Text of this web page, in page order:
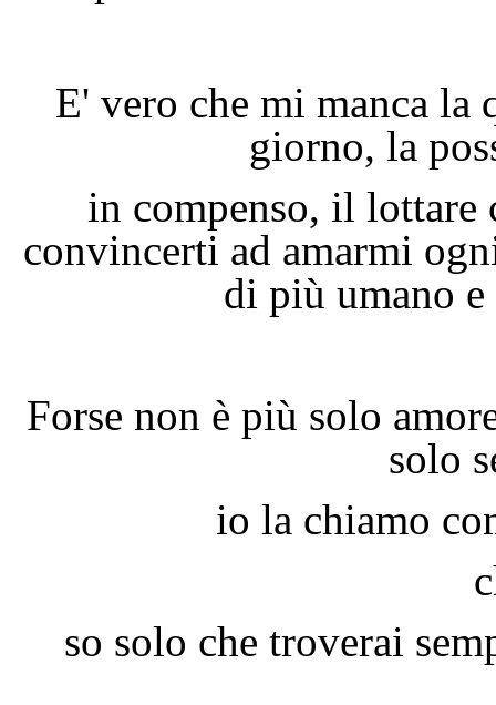
E' vero che mi manca la
giorno, la
in compenso, il
convincerti ad amarmi
di più umano
Forse non è più solo
solo
io la chiamo
so solo che troverai